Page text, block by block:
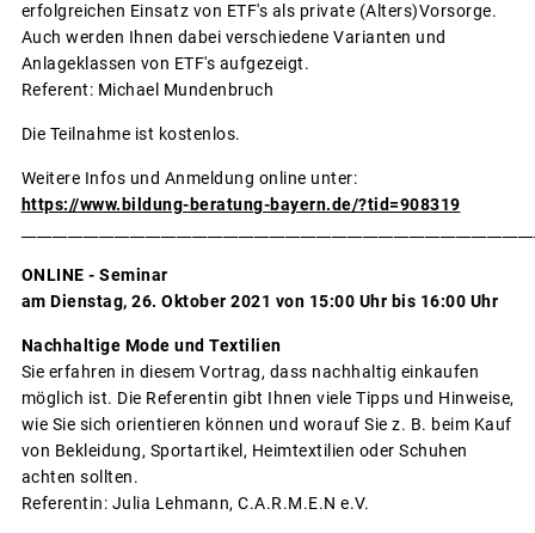
erfolgreichen Einsatz von ETF's als private (Alters)Vorsorge.
Auch werden Ihnen dabei verschiedene Varianten und
Anlageklassen von ETF's aufgezeigt.
Referent: Michael Mundenbruch
Die Teilnahme ist kostenlos.
Weitere Infos und Anmeldung online unter:
https://www.bildung-beratung-bayern.de/?tid=908319
ONLINE - Seminar
am Dienstag, 26. Oktober 2021 von 15:00 Uhr bis 16:00 Uhr
Nachhaltige Mode und Textilien
Sie erfahren in diesem Vortrag, dass nachhaltig einkaufen
möglich ist. Die Referentin gibt Ihnen viele Tipps und Hinweise,
wie Sie sich orientieren können und worauf Sie z. B. beim Kauf
von Bekleidung, Sportartikel, Heimtextilien oder Schuhen
achten sollten.
Referentin: Julia Lehmann, C.A.R.M.E.N e.V.